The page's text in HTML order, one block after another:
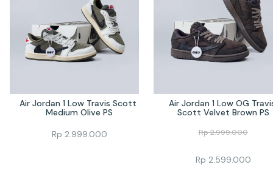
Air Jordan 1 Low Travis Scott
Medium Olive PS
Rp 2.999.000
Air Jordan 1 Low OG
Scott Velvet Brown PS
Rp2.999.000
Rp 2.599.000